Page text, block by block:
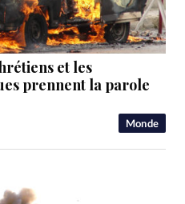
Culture
Economie
Monde
et les
prennent la parole